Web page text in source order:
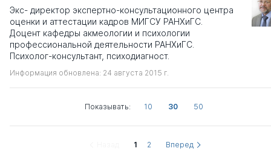
Экс- директор экспертно-консультационного центра
оценки и аттестации кадров МИГСУ РАНХиГС.
Доцент кафедры акмеологии и психологии
профессиональной деятельности РАНХиГС.
Психолог-консультант, психодиагност.
Информация обновлена: 24 августа 2015 г.
Показывать: 10 30 50
1 2 Вперед